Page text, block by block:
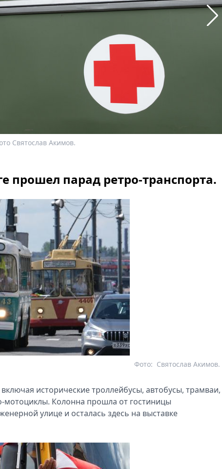
Святослав Акимов.
прошел парад ретро-транспорта.
Святослав Акимов.
Фото:
исторические троллейбусы, автобусы, трамваи,
мотоциклы. Колонна прошла от гостиницы
улице и осталась здесь на выставке